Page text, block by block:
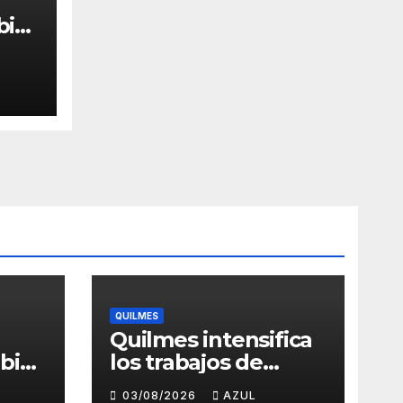
del
y
QUILMES
Quilmes intensifica
los trabajos de
bacheo en distintos
03/08/2026 AZUL